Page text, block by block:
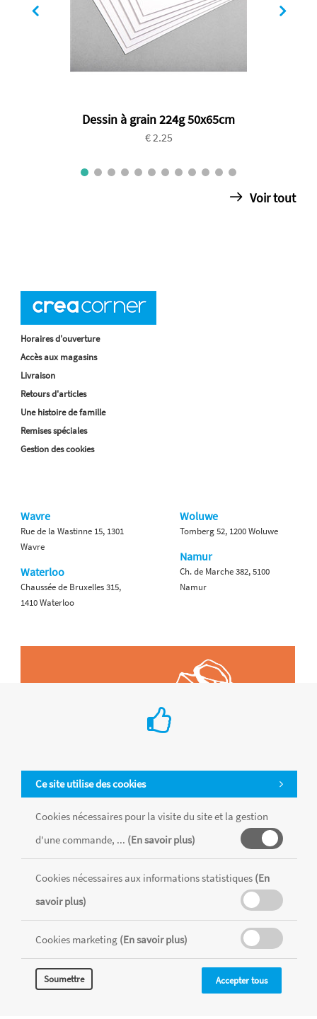
Dessin à grain 224g 50x65cm
€ 2.25
Voir tout
Ce site utilise des cookies
Cookies nécessaires pour la visite du site et la gestion
d'une commande, ... (En savoir plus)
Cookies nécessaires aux informations statistiques (En
savoir plus)
Cookies marketing (En savoir plus)
Soumettre Accepter tous
Horaires d'ouverture
Accès aux magasins
Livraison
Retours d'articles
Une histoire de famille
Remises spéciales
Gestion des cookies
Wavre
Rue de la Wastinne 15, 1301
Wavre
Waterloo
Chaussée de Bruxelles 315,
1410 Waterloo
Woluwe
Tomberg 52, 1200 Woluwe
Namur
Ch. de Marche 382, 5100
Namur
Tous les produits sont vendus dans la limite des stocks disponibles de
MENTIONS LÉGALES CONDITIONS GÉNÉRALES